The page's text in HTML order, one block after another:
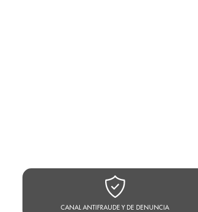
CANAL ANTIFRAUDE Y DE DENUNCIA